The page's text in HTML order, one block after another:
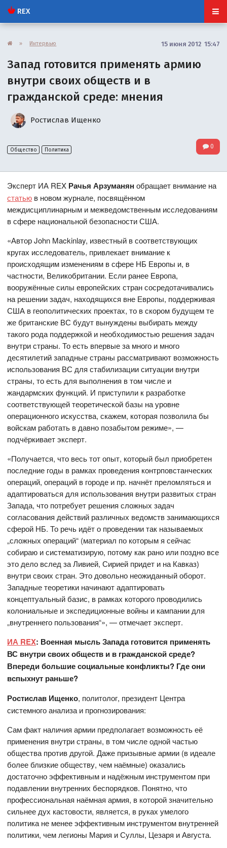
REX
» Интервью 15 июня 2012 15:47
Запад готовится применять армию
внутри своих обществ и в
гражданской среде: мнения
Ростислав Ищенко
Общество Политика 0
Эксперт ИА REX Рачья Арзуманян обращает внимание на
статью в новом журнале, посвящённом
междисциплинарным и межведомственным исследованиям
в сфере национальной безопасности США.
«Автор John Mackinlay, известный в соответствующих
кругах исследователь, привлекает внимание к
происходящим изменениям в сфере НБ Европы и, в
частности, Великобритании. Если ранее Европа,
вооружённые силы европейских стран сосредотачивались
на решении задач, находящихся вне Европы, поддерживая
США в геополитических проектах, то в скором будущем те
же британские ВС будут вынуждены выбирать между
такого рода поддержкой и необходимостью решения задач
внутри страны. То есть впервые за много и много
десятилетий западные страны рассматривают возможность
использования ВС для стабилизации ситуации внутри
страны, то есть для выполнения в том числе и
жандармских функций. И приступили к разработке
соответствующей теоретической базы на уровне
операционного искусства, скажем, которая позволила бы
войскам работать в давно позабытом режиме», —
подчёркивает эксперт.
«Получается, что весь тот опыт, который был приобретен
последние годы в рамках проведения контрповстанческих
операций, операций в городе и пр. начнёт преломляться и
адаптироваться для использования внутри развитых стран
Запада, что потребует решения сложных задач
согласования действий различных ведомств занимающихся
сферой НБ. То речь идёт о проведении так называемых
„сложных операций“ (материал по которым я сейчас
собираю и систематизирую, потому как рано или поздно все
это дело вслед за Ливией, Сирией придет и на Кавказ)
внутри своих стран. Это довольно неожиданный оборот.
Западные теоретики начинают адаптировать
концептуальный базис, в рамках которого проводились
колониальные и экспедиционные войны и кампании для
„внутреннего пользования“», — отмечает эксперт.
ИА REX: Военная мысль Запада готовится применять
ВС внутри своих обществ и в гражданской среде?
Впереди большие социальные конфликты? Где они
вспыхнут раньше?
Ростислав Ищенко, политолог, президент Центра
системного анализа и прогнозирования:
Сам факт наличия армии предполагает возможность её
применения внутри страны, в том числе одной частью
общества против другой. Даже призывные армии (в идеале
более близкие обществу, чем наёмные) оказались
достаточно эффективным и надёжным инструментом при
подавлении внутренних беспорядков. Понятно, что
профессиональная наёмная армия, в которой значительно
сильнее дух кастовости, является, в руках умелого
политика не менее эффективным инструментом внутренней
политики, чем легионы Мария и Суллы, Цезаря и Августа.